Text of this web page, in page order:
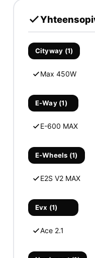
Cityway (1)
Max 450W
E-Way (1)
E-600 MAX
E-Wheels (1)
E2S V2 MAX
Evx (1)
Ace 2.1